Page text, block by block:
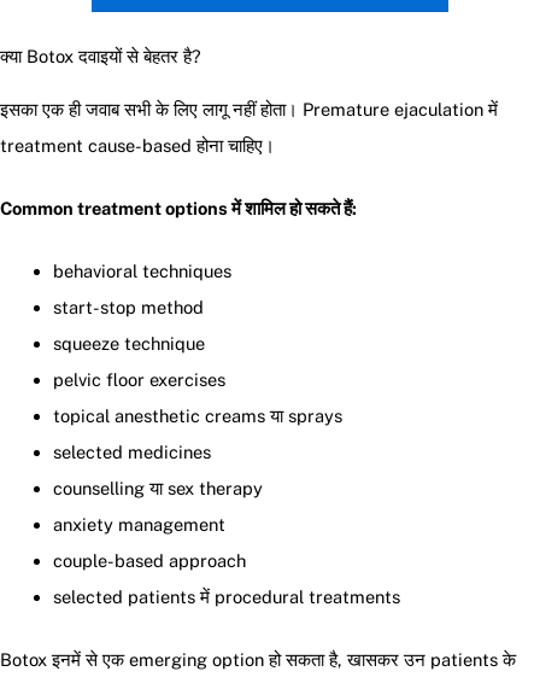
क्या Botox दवाइयों से बेहतर है?
इसका एक ही जवाब सभी के लिए लागू नहीं होता। Premature ejaculation में
treatment cause-based होना चाहिए।
Common treatment options में शामिल हो सकते हैं:
behavioral techniques
start-stop method
squeeze technique
pelvic floor exercises
topical anesthetic creams या sprays
selected medicines
counselling या sex therapy
anxiety management
couple-based approach
selected patients में procedural treatments
Botox इनमें से एक emerging option हो सकता है, खासकर उन patients के